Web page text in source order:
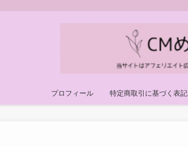
プロフィール 特定商取引に基づく表記